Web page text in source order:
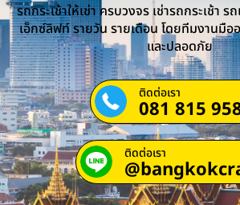
รถกระเช้าให้เช่า ครบวงจร เช่ารถกระเช้า
เอ็กซ์ลิฟท์ รายวัน รายเดือน โดยทีมงานมือ
และปลอดภัย
ติดต่อเรา
081 815
ติดต่อเรา